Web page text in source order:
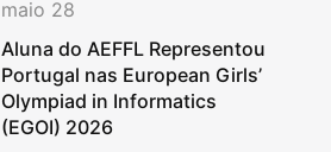
maio 28
Aluna do AEFFL Representou
Portugal nas European Girls’
Olympiad in Informatics
(EGOI) 2026